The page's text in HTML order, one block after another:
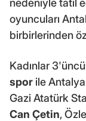
nedeniyle tatil
oyuncuları
birbirlerinden
Kadınlar
spor ile
Gazi Atatürk
Can Çetin,